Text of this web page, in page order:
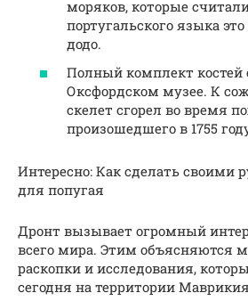
моряков, которые
португальского языка
додо.
Полный комплект костей
Оксфордском музее. К
скелет сгорел во время
произошедшего в 1755
Интересно: Как сделать своими
для попугая
Дронт вызывает огромный
всего мира. Этим объясняются
раскопки и исследования,
сегодня на территории